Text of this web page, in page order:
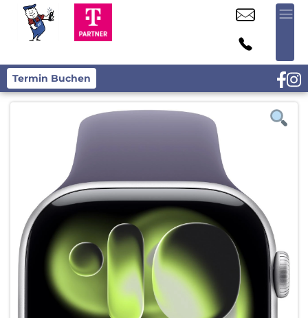
Termin Buchen